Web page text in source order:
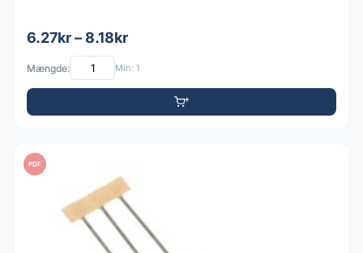
6.27kr – 8.18kr
Mængde: Min: 1
PDF